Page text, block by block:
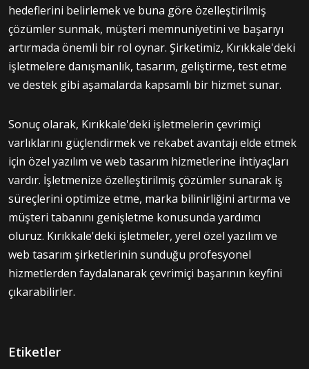
hedeflerini belirlemek ve buna göre özelleştirilmiş
çözümler sunmak, müşteri memnuniyetini ve başarıyı
artırmada önemli bir rol oynar. Şirketimiz, Kırıkkale'deki
işletmelere danışmanlık, tasarım, geliştirme, test etme
ve destek gibi aşamalarda kapsamlı bir hizmet sunar.
Sonuç olarak, Kırıkkale'deki işletmelerin çevrimiçi
varlıklarını güçlendirmek ve rekabet avantajı elde etmek
için özel yazılım ve web tasarım hizmetlerine ihtiyaçları
vardır. İşletmenize özelleştirilmiş çözümler sunarak iş
süreçlerini optimize etme, marka bilinirliğini artırma ve
müşteri tabanını genişletme konusunda yardımcı
oluruz. Kırıkkale'deki işletmeler, yerel özel yazılım ve
web tasarım şirketlerinin sunduğu profesyonel
hizmetlerden faydalanarak çevrimiçi başarının keyfini
çıkarabilirler.
Etiketler